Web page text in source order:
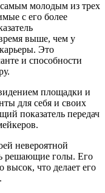
самым молодым из трех
с его более
время выше, чем у
Это
и способности
площадки и
для себя и своих
показатель передач
невероятной
решающие голы. Его
высок, что делает его